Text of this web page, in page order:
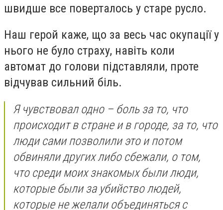
швидше все поверталось у старе русло.
Наш герой каже, що за весь час окупації у
нього не було страху, навіть коли
автомат до голови підставляли, проте
відчував сильний біль.
Я чувствовал одно – боль за то, что
происходит в стране и в городе, за то, что
люди сами позволили это и потом
обвиняли других либо сбежали, о том,
что среди моих знакомых были люди,
которые были за убийство людей,
которые не желали объединяться с